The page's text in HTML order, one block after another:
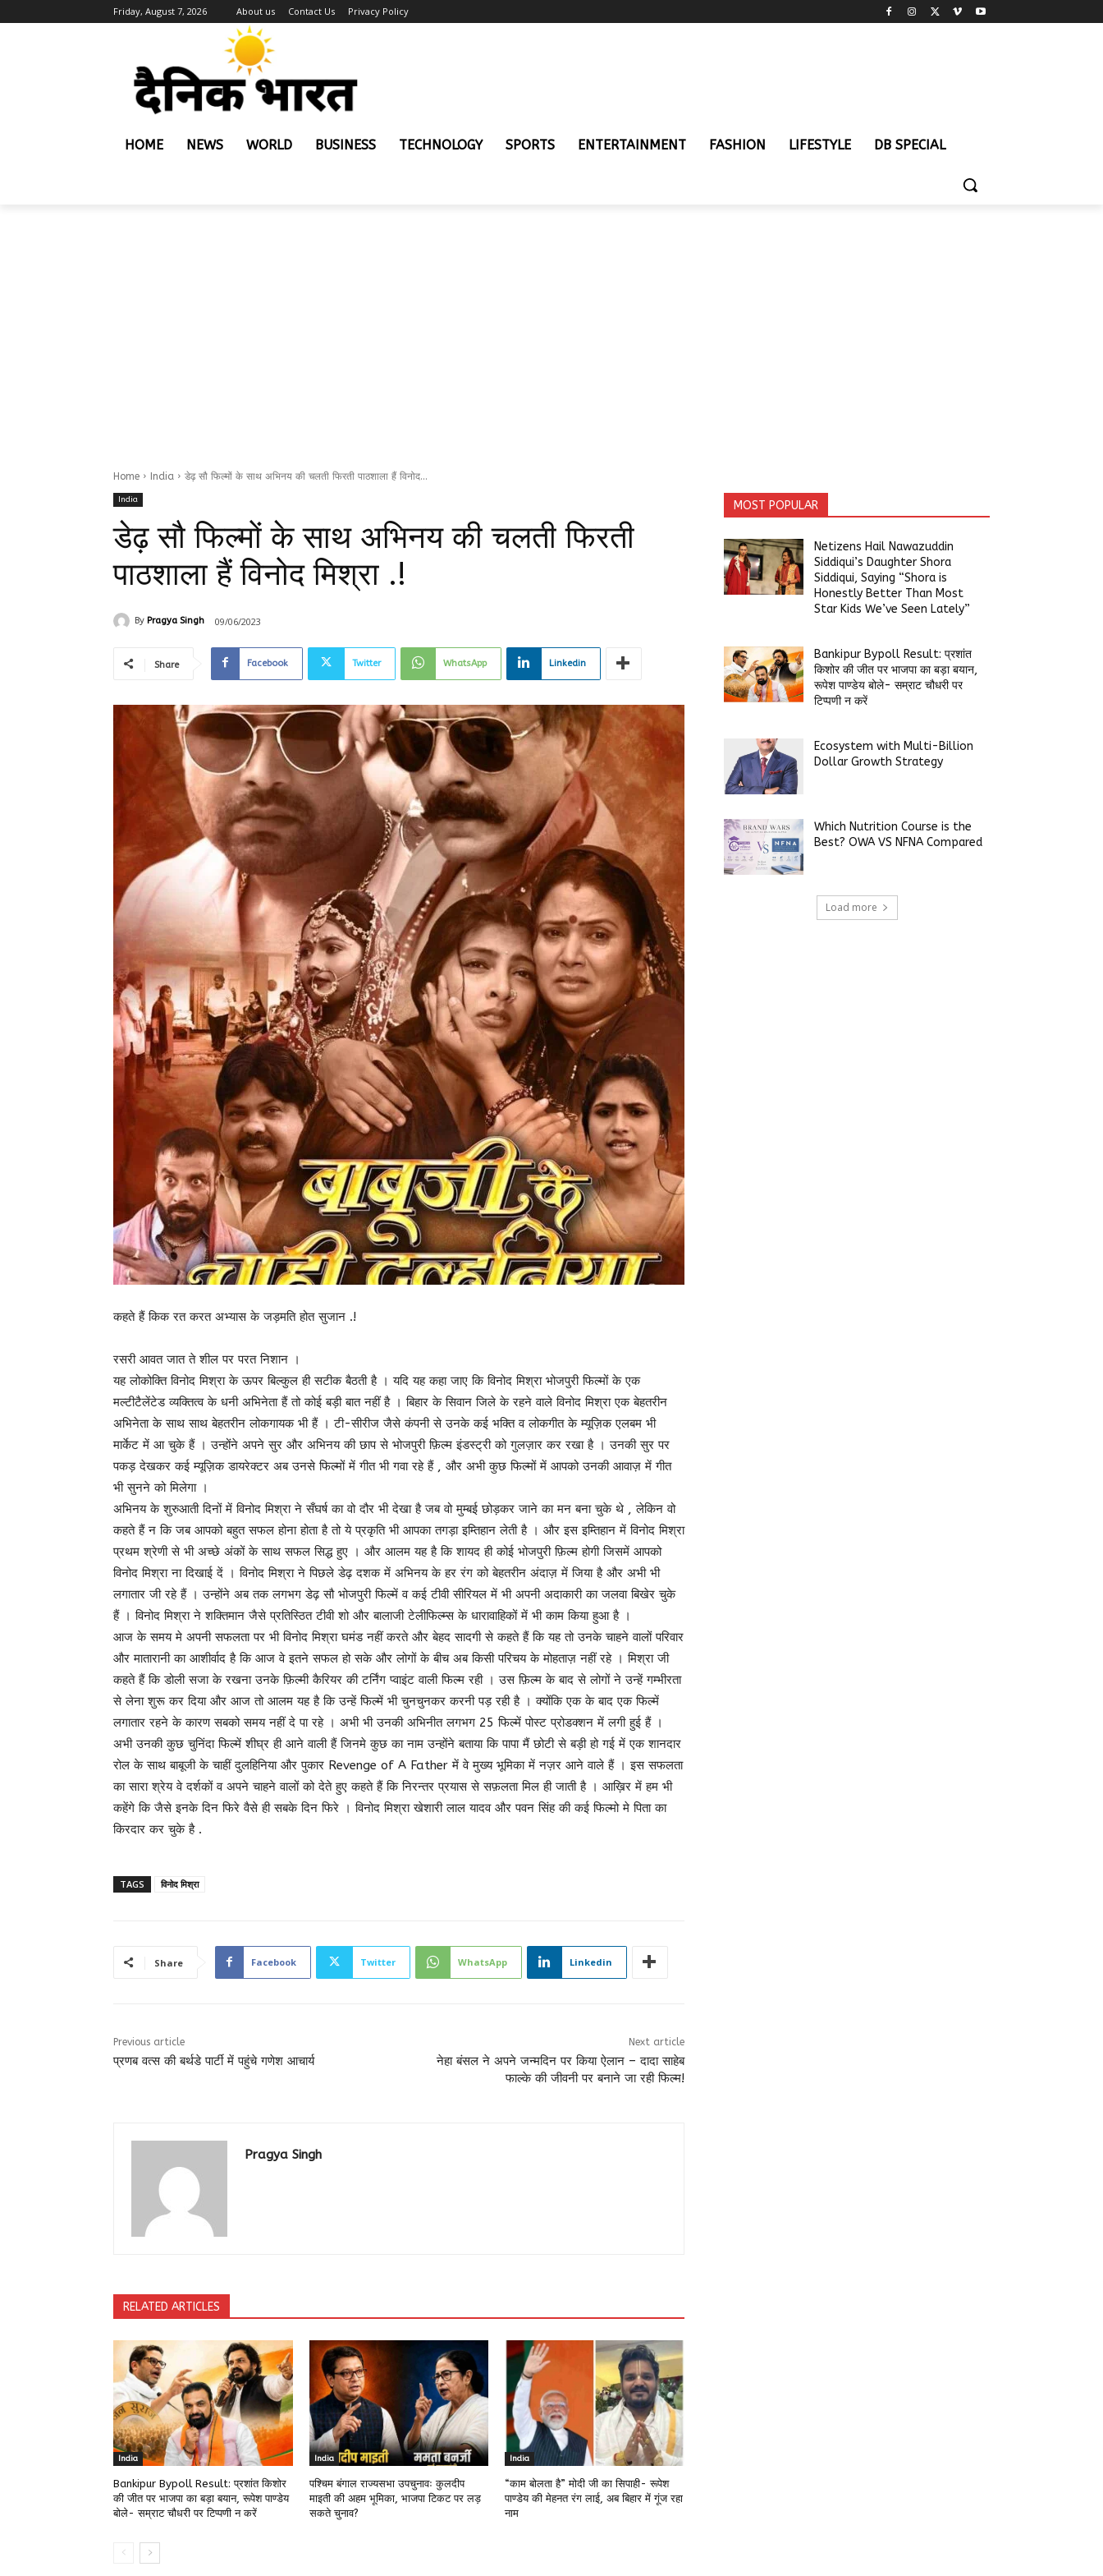
Friday, August 7, 2026 About us Contact Us Privacy Policy
HOME NEWS WORLD BUSINESS TECHNOLOGY SPORTS ENTERTAINMENT FASHION LIFESTYLE DB SPECIAL
Home India डेढ़ सौ फिल्मों के साथ अभिनय की चलती फिरती पाठशाला हैं विनोद...
India
डेढ़ सौ फिल्मों के साथ अभिनय की चलती फिरती
पाठशाला हैं विनोद मिश्रा .!
By Pragya Singh 09/06/2023
Share Facebook Twitter WhatsApp Linkedin
कहते हैं किक रत करत अभ्यास के जड़मति होत सुजान .!
रसरी आवत जात ते शील पर परत निशान ।
यह लोकोक्ति विनोद मिश्रा के ऊपर बिल्कुल ही सटीक बैठती है । यदि यह कहा जाए कि विनोद मिश्रा भोजपुरी फिल्मों के एक
मल्टीटैलेंटेड व्यक्तित्व के धनी अभिनेता हैं तो कोई बड़ी बात नहीं है । बिहार के सिवान जिले के रहने वाले विनोद मिश्रा एक बेहतरीन
अभिनेता के साथ साथ बेहतरीन लोकगायक भी हैं । टी-सीरीज जैसे कंपनी से उनके कई भक्ति व लोकगीत के म्यूज़िक एलबम भी
मार्केट में आ चुके हैं । उन्होंने अपने सुर और अभिनय की छाप से भोजपुरी फ़िल्म इंडस्ट्री को गुलज़ार कर रखा है । उनकी सुर पर
पकड़ देखकर कई म्यूज़िक डायरेक्टर अब उनसे फिल्मों में गीत भी गवा रहे हैं , और अभी कुछ फिल्मों में आपको उनकी आवाज़ में गीत
भी सुनने को मिलेगा ।
अभिनय के शुरुआती दिनों में विनोद मिश्रा ने सँघर्ष का वो दौर भी देखा है जब वो मुम्बई छोड़कर जाने का मन बना चुके थे , लेकिन वो
कहते हैं न कि जब आपको बहुत सफल होना होता है तो ये प्रकृति भी आपका तगड़ा इम्तिहान लेती है । और इस इम्तिहान में विनोद मिश्रा
प्रथम श्रेणी से भी अच्छे अंकों के साथ सफल सिद्ध हुए । और आलम यह है कि शायद ही कोई भोजपुरी फ़िल्म होगी जिसमें आपको
विनोद मिश्रा ना दिखाई दें । विनोद मिश्रा ने पिछले डेढ़ दशक में अभिनय के हर रंग को बेहतरीन अंदाज़ में जिया है और अभी भी
लगातार जी रहे हैं । उन्होंने अब तक लगभग डेढ़ सौ भोजपुरी फिल्में व कई टीवी सीरियल में भी अपनी अदाकारी का जलवा बिखेर चुके
हैं । विनोद मिश्रा ने शक्तिमान जैसे प्रतिस्ठित टीवी शो और बालाजी टेलीफिल्म्स के धारावाहिकों में भी काम किया हुआ है ।
आज के समय मे अपनी सफलता पर भी विनोद मिश्रा घमंड नहीं करते और बेहद सादगी से कहते हैं कि यह तो उनके चाहने वालों परिवार
और मातारानी का आशीर्वाद है कि आज वे इतने सफल हो सके और लोगों के बीच अब किसी परिचय के मोहताज़ नहीं रहे । मिश्रा जी
कहते हैं कि डोली सजा के रखना उनके फ़िल्मी कैरियर की टर्निंग प्वाइंट वाली फिल्म रही । उस फ़िल्म के बाद से लोगों ने उन्हें गम्भीरता
से लेना शुरू कर दिया और आज तो आलम यह है कि उन्हें फिल्में भी चुनचुनकर करनी पड़ रही है । क्योंकि एक के बाद एक फिल्में
लगातार रहने के कारण सबको समय नहीं दे पा रहे । अभी भी उनकी अभिनीत लगभग 25 फिल्में पोस्ट प्रोडक्शन में लगी हुई हैं ।
अभी उनकी कुछ चुनिंदा फिल्में शीघ्र ही आने वाली हैं जिनमे कुछ का नाम उन्होंने बताया कि पापा मैं छोटी से बड़ी हो गई में एक शानदार
रोल के साथ बाबूजी के चाहीं दुलहिनिया और पुकार Revenge of A Father में वे मुख्य भूमिका में नज़र आने वाले हैं । इस सफलता
का सारा श्रेय वे दर्शकों व अपने चाहने वालों को देते हुए कहते हैं कि निरन्तर प्रयास से सफ़लता मिल ही जाती है । आख़िर में हम भी
कहेंगे कि जैसे इनके दिन फिरे वैसे ही सबके दिन फिरे । विनोद मिश्रा खेशारी लाल यादव और पवन सिंह की कई फिल्मो मे पिता का
किरदार कर चुके है .
TAGS विनोद मिश्रा
Share Facebook Twitter WhatsApp Linkedin
Previous article
प्रणब वत्स की बर्थडे पार्टी में पहुंचे गणेश आचार्य
Next article
नेहा बंसल ने अपने जन्मदिन पर किया ऐलान – दादा साहेब
फाल्के की जीवनी पर बनाने जा रही फिल्म!
Pragya Singh
RELATED ARTICLES
India
Bankipur Bypoll Result: प्रशांत किशोर
की जीत पर भाजपा का बड़ा बयान, रूपेश पाण्डेय
बोले- सम्राट चौधरी पर टिप्पणी न करें
India
पश्चिम बंगाल राज्यसभा उपचुनावः कुलदीप
माइती की अहम भूमिका, भाजपा टिकट पर लड़
सकते चुनाव?
India
“काम बोलता है” मोदी जी का सिपाही- रूपेश
पाण्डेय की मेहनत रंग लाई, अब बिहार में गूंज रहा
नाम
MOST POPULAR
Netizens Hail Nawazuddin
Siddiqui’s Daughter Shora
Siddiqui, Saying “Shora is
Honestly Better Than Most
Star Kids We’ve Seen Lately”
Bankipur Bypoll Result: प्रशांत
किशोर की जीत पर भाजपा का बड़ा बयान,
रूपेश पाण्डेय बोले- सम्राट चौधरी पर
टिप्पणी न करें
Ecosystem with Multi-Billion
Dollar Growth Strategy
Which Nutrition Course is the
Best? OWA VS NFNA Compared
Load more